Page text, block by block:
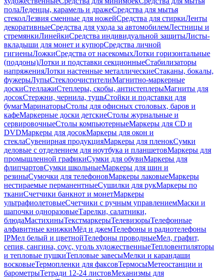
полаЛеденцы, карамель и дражеСредства для мытья
стеколЛезвия сменные для ножейСредства для стиркиЛенты
декоративныеСредства для ухода за автомобилемЛестницы и
стремянкиЛинейкиСредства индивидуальной защитыЛисты-
вкладыши для монет и купюрСредства личной
гигиеныЛожкиСредства от насекомыхЛотки горизонтальные
(поддоны)Лотки и подставки секционныеСтабилизаторы
напряженияЛотки настенные металлическиеСтаканы, бокалы,
фужерыЛупыСтеклоочистителиМагнитно-маркерные
доскиСтеллажиСтеплеры, скобы, антистеплерыМагниты для
досокСтержни, чернила, тушьСтойки и подставки для
бумагМаринаторыСтолы для офисных столовых, баров и
кафеМаркерные доски детскиеСтолы журнальные и
сервировочныеСтолы компьютерныеМаркеры для CD и
DVDМаркеры для досокМаркеры для окон и
стеклаСувенирная продукцияМаркеры для пленокСумки
деловые с отделением для ноутбука и планшетовМаркеры для
промышленной графикиСумки для обувиМаркеры для
флипчартовСумки школьныеМаркеры для шин и
резиныСумочки для телефоновМаркеры лаковыеМаркеры
нестираемые перманентныеСушилки для рукМаркеры по
тканиСчетчики банкнот и монетМаркеры
ультрафиолетовыеСчетчики с ручным управлениемМаски и
шапочки одноразовыеТарелки, салатники,
блюдаМастихиныТекстмаркерыТелевизорыТелефонные
алфавитные книжкиМёд и джемТелефоны и радиотелефоны
IPМел белый и цветнойТелефоны проводныеМел, графит,
сепия, сангина, соус, уголь художественныеТепловентиляторы
и тепловые пушкиТепловые завесыМелки и карандаши
восковыеТермопленки для факсовТермосыМетеостанции и
барометрыТетради 12-24 листовМеханизмы для